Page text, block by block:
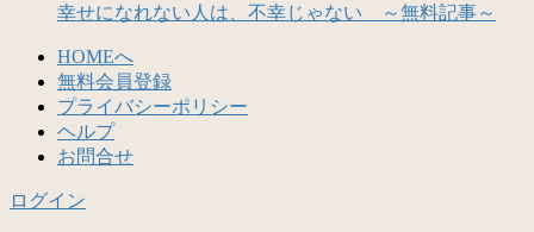
幸せになれない人は、不幸じゃない ～無料記事～
HOMEへ
無料会員登録
プライバシーポリシー
ヘルプ
お問合せ
ログイン